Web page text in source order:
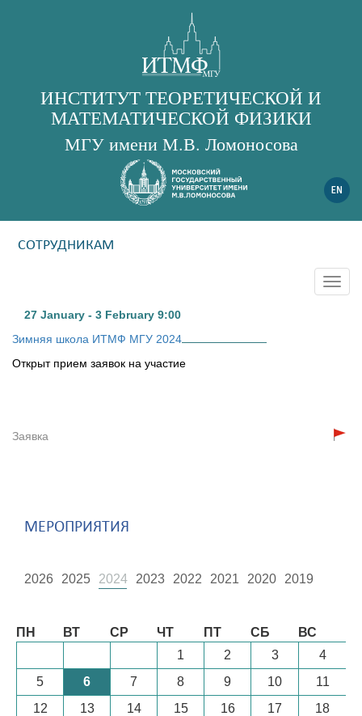
ИНСТИТУТ ТЕОРЕТИЧЕСКОЙ И
МАТЕМАТИЧЕСКОЙ ФИЗИКИ
МГУ имени М.В. Ломоносова
СОТРУДНИКАМ
27 January - 3 February 9:00
Зимняя школа ИТМФ МГУ 2024
Открыт прием заявок на участие
Заявка
МЕРОПРИЯТИЯ
2026 2025 2024 2023 2022 2021 2020 2019
Август
ПН ВТ СР ЧТ ПТ СБ
ВС
1
2 3
4
5
6 7 8 9 10
11
12
13 14 15 16 17
18